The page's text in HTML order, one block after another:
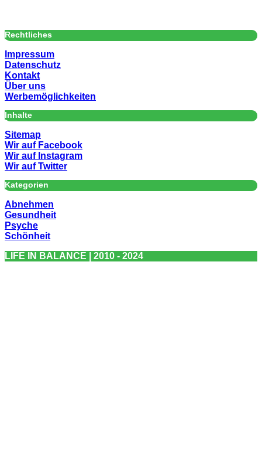
Rechtliches
Impressum
Datenschutz
Kontakt
Über uns
Werbemöglichkeiten
Inhalte
Sitemap
Wir auf Facebook
Wir auf Instagram
Wir auf Twitter
Kategorien
Abnehmen
Gesundheit
Psyche
Schönheit
LIFE IN BALANCE | 2010 - 2024